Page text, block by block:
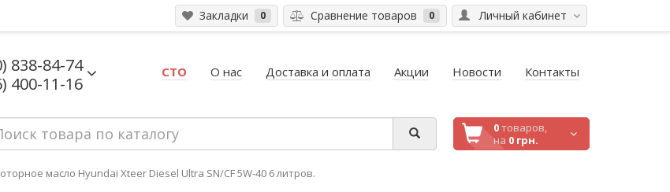
Личный кабинет
Закладки 0 Сравнение товаров 0
838-84-74
400-11-16
СТО О нас Доставка и оплата Акции Новости Контакты
0товаров,
на 0 грн.
масло Hyundai Xteer Diesel Ultra SN/CF 5W-40 6 литров.